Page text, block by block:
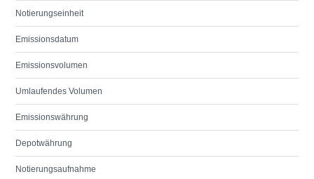
Notierungseinheit
Emissionsdatum
Emissionsvolumen
Umlaufendes Volumen
Emissionswährung
Depotwährung
Notierungsaufnahme